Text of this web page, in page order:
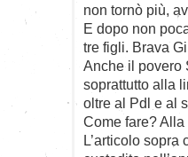
non tornò più,
E dopo non
tre figli. Brava
Anche il povero
soprattutto alla
oltre al Pdl e al
Come fare?
L’articolo